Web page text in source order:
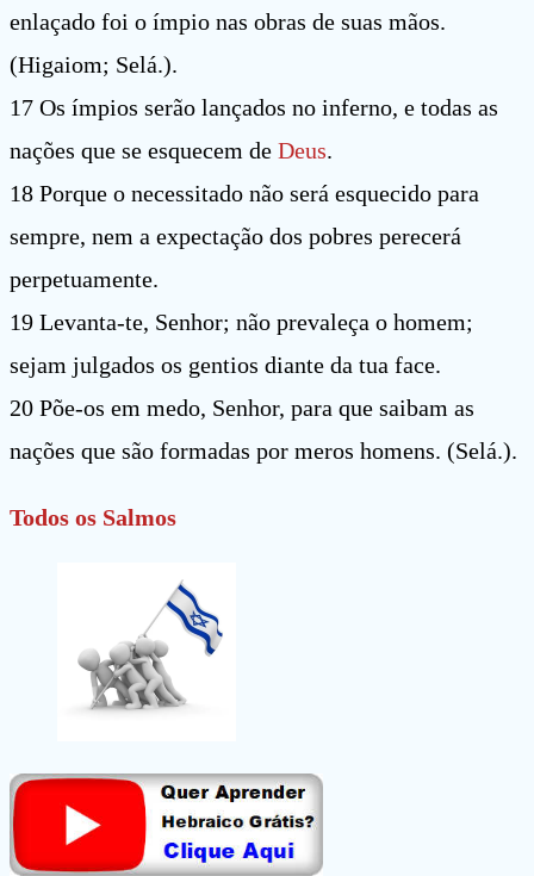
enlaçado foi o ímpio nas obras de suas mãos.
(Higaiom; Selá.).
17 Os ímpios serão lançados no inferno, e todas as
nações que se esquecem de Deus.
18 Porque o necessitado não será esquecido para
sempre, nem a expectação dos pobres perecerá
perpetuamente.
19 Levanta-te, Senhor; não prevaleça o homem;
sejam julgados os gentios diante da tua face.
20 Põe-os em medo, Senhor, para que saibam as
nações que são formadas por meros homens. (Selá.).
Todos os Salmos